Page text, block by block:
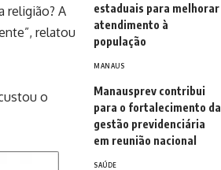
religião? A
relatou
o
estaduais para melhorar
atendimento à
população
MANAUS
Manausprev contribui
para o fortalecimento da
gestão previdenciária
em reunião nacional
SAÚDE